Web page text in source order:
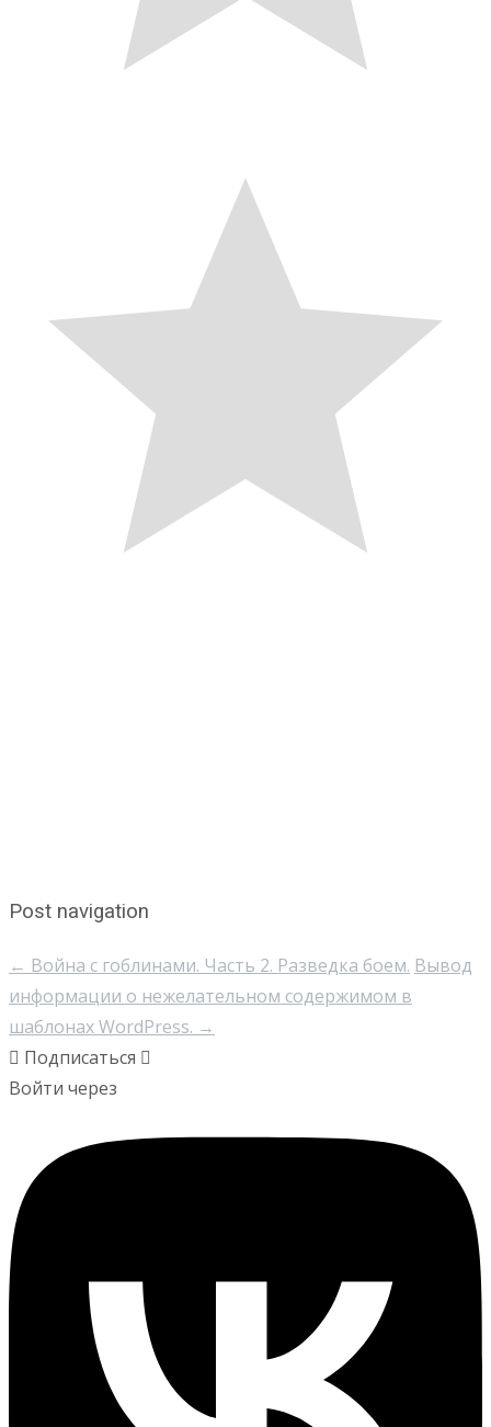
Post navigation
← Война с гоблинами. Часть 2. Разведка боем. Вывод
информации о нежелательном содержимом в
шаблонах WordPress. →
Подписаться
Войти через